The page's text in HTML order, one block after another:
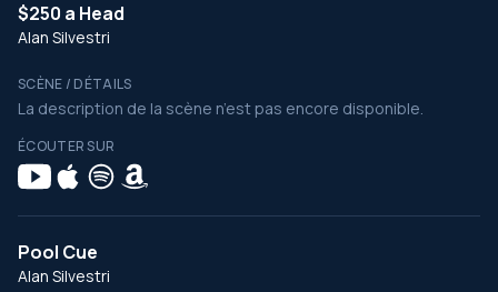
$250 a Head
Alan Silvestri
SCÈNE / DÉTAILS
La description de la scène n’est pas encore disponible.
ÉCOUTER SUR
Pool Cue
Alan Silvestri